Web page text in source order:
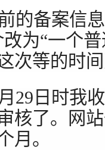
的备案信
为“一个
次等的时
29日时我
核了。网
月。